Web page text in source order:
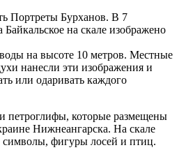
Портреты Бурханов. В 7
Байкальское на скале изображено
на высоте 10 метров. Местные
нанесли эти изображения и
или одаривать каждого
петроглифы, которые размещены
Нижнеангарска. На скале
фигуры лосей и птиц.